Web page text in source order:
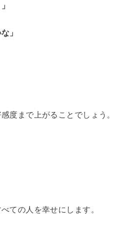
」
度まで上がることでしょう。
ての人を幸せにします。